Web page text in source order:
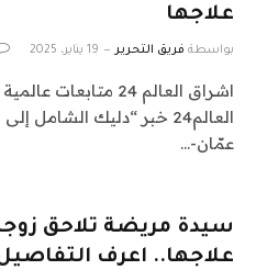
علاجها
بواسطة فريق التحرير 19 يناير، 2025
اشراق العالم 24
العالم24 خبر “دليك
عمّان-…
علاجها.. اعرف